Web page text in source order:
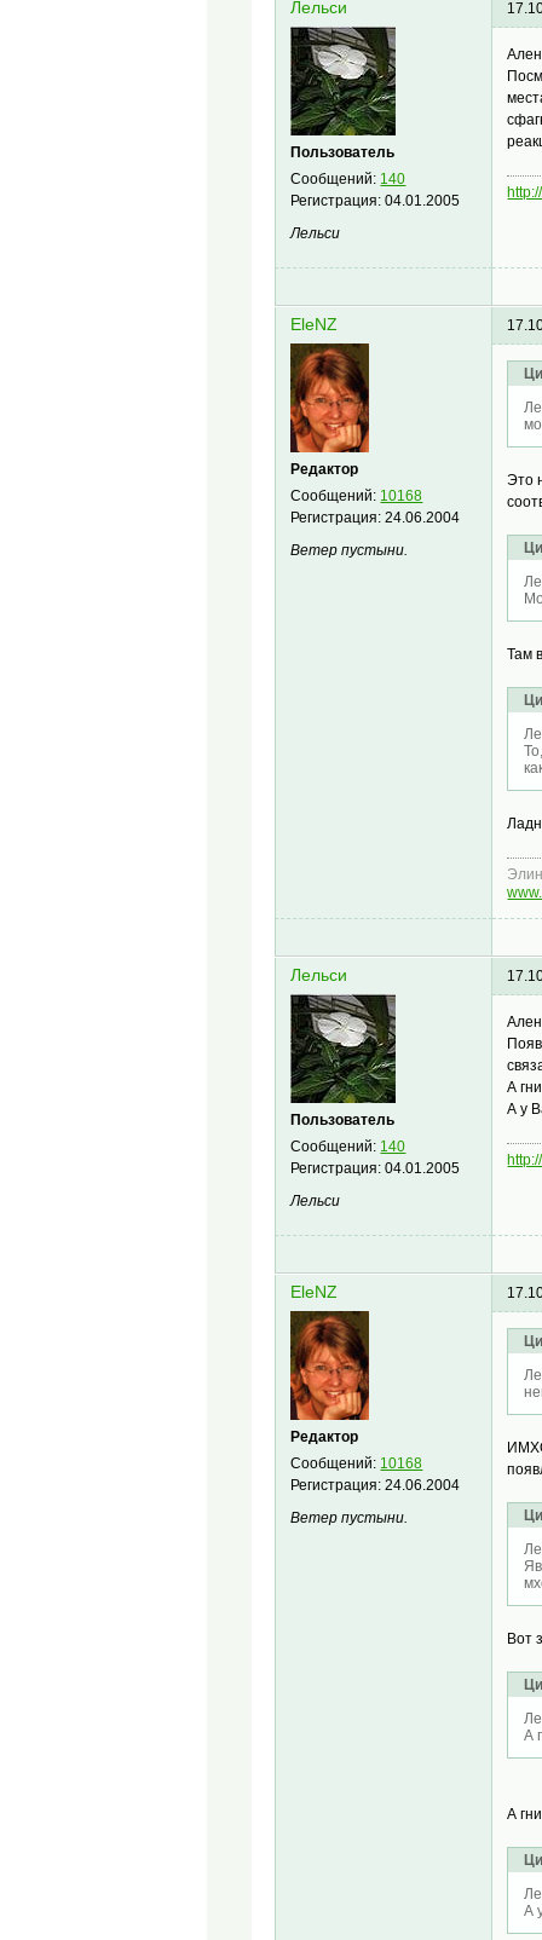
Лельси
Пользователь
Сообщений: 140
Регистрация:04.01.2005
Лельси
EleNZ
Редактор
Сообщений: 10168
Регистрация:24.06.2004
Ветер пустыни.
Это
Там
Лельси
Пользователь
Сообщений: 140
Регистрация:04.01.2005
Лельси
А
А у
EleNZ
Редактор
Сообщений: 10168
Регистрация:24.06.2004
Ветер пустыни.
Вот
А
А
А